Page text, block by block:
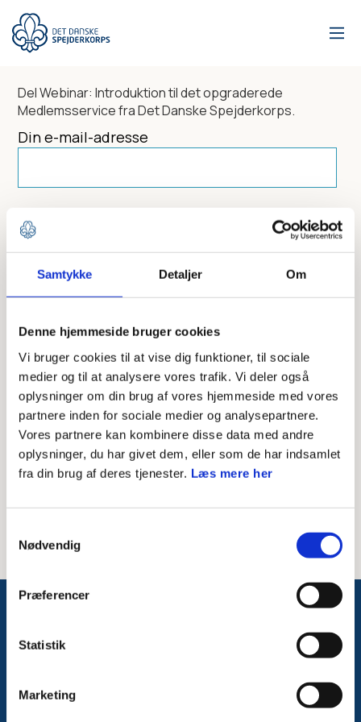
Samtykke Detaljer Om
Denne hjemmeside bruger cookies
Vi bruger cookies til at vise dig funktioner, til sociale
medier og til at analysere vores trafik. Vi deler også
oplysninger om din brug af vores hjemmeside med vores
partnere inden for sociale medier og analysepartnere.
Vores partnere kan kombinere disse data med andre
oplysninger, du har givet dem, eller som de har indsamlet
fra din brug af deres tjenester. Læs mere her
Nødvendig
Præferencer
Statistik
Marketing
hovedindhold
DelWebinar: Introduktion til det opgraderede
Medlemsservicefra Det Danske Spejderkorps.
Din e-mail-adresse
Dit navn
Skriv modtagerens mailadresse
Besked til modtager